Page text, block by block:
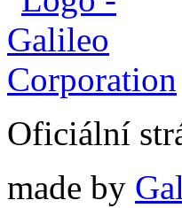
Oficiální
made by